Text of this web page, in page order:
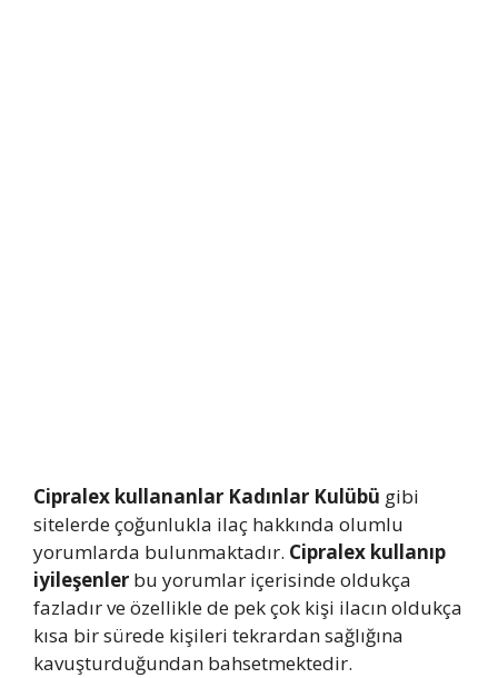
Cipralex kullananlar Kadınlar Kulübü gibi
sitelerde çoğunlukla ilaç hakkında olumlu
yorumlarda bulunmaktadır. Cipralex kullanıp
iyileşenler bu yorumlar içerisinde oldukça
fazladır ve özellikle de pek çok kişi ilacın oldukça
kısa bir sürede kişileri tekrardan sağlığına
kavuşturduğundan bahsetmektedir.